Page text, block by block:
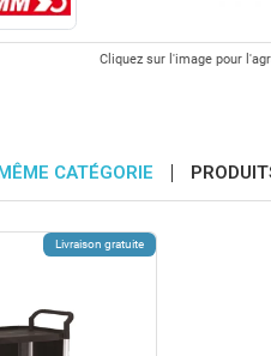
Cliquez sur l'image pour
CATÉGORIE
Livraison gratuite